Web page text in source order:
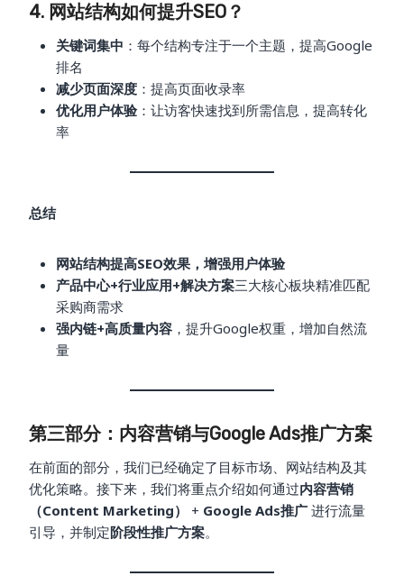
4. 网站结构如何提升SEO？
关键词集中 ：每个结构专注于一个主题，提高Google
排名
减少页面深度 ：提高页面收录率
优化用户体验：让访客快速找到所需信息，提高转化
率
总结
网站结构提高SEO效果，增强用户体验
产品中心+行业应用+解决方案三大核心板块精准匹配
采购商需求
强内链+高质量内容 ，提升Google权重，增加自然流
量
第三部分：内容营销与Google Ads推广方案
在前面的部分，我们已经确定了目标市场、网站结构及其
优化策略。接下来，我们将重点介绍如何通过内容营销
（Content Marketing）
+ Google Ads推广 进行流量
引导，并制定阶段性推广方案。